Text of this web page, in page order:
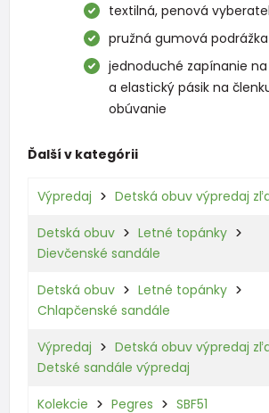
textilná, penová
pružná gumová podrážka
jednoduché zapínanie
a elastický pásik na
obúvanie
Ďalší v kategórii
Výpredaj Detská obuv výpredaj
Detská obuv
Letné topánky
Dievčenské sandále
Detská obuv
Letné topánky
Chlapčenské sandále
Výpredaj
Detská obuv výpredaj
Detské sandále výpredaj
Kolekcie Pegres SBF51